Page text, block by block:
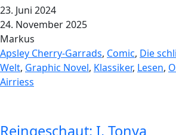
23. Juni 2024
24. November 2025
Markus
Apsley Cherry-Garrads, Comic, Die
Welt, Graphic Novel, Klassiker, Lesen,
Airriess
Reingeschaut: I, Tonya